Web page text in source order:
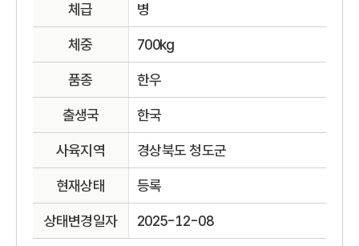
체급 병
체중 700kg
품종 한우
출생국 한국
사육지역 경상북도 청도군
현재상태 등록
상태변경일자 2025-12-08